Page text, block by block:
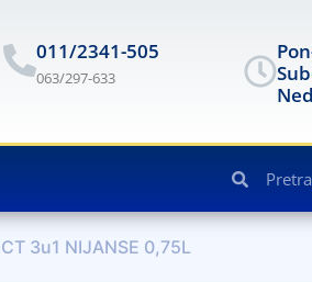
011/2341-505
063/297-633
3u1 NIJANSE 0,75L